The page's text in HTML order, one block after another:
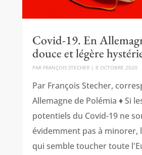
Covid-19. En
douce et légère
PAR FRANÇOIS STECHER| 8 OCTOBRE 2020
Par François Stecher,
Allemagne de Polémia ♦ Si
potentiels du Covid-19 ne
évidemment pas à minorer,
qui semble toucher toute